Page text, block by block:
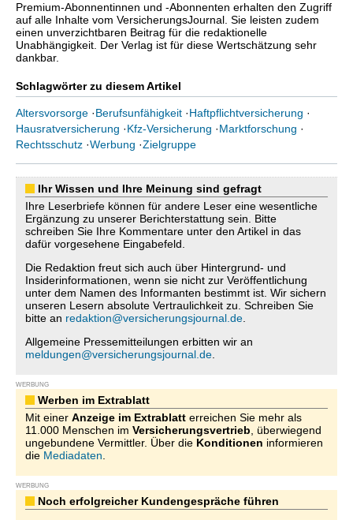
Premium-Abonnentinnen und -Abonnenten erhalten den Zugriff
auf alle Inhalte vom VersicherungsJournal. Sie leisten zudem
einen unverzichtbaren Beitrag für die redaktionelle
Unabhängigkeit. Der Verlag ist für diese Wertschätzung sehr
dankbar.
Schlagwörter zu diesem Artikel
Altersvorsorge ·Berufsunfähigkeit ·Haftpflichtversicherung ·
Hausratversicherung ·Kfz-Versicherung ·Marktforschung ·
Rechtsschutz ·Werbung ·Zielgruppe
Ihr Wissen und Ihre Meinung sind gefragt
Ihre Leserbriefe können für andere Leser eine wesentliche
Ergänzung zu unserer Berichterstattung sein. Bitte
schreiben Sie Ihre Kommentare unter den Artikel in das
dafür vorgesehene Eingabefeld.
Die Redaktion freut sich auch über Hintergrund- und
Insiderinformationen, wenn sie nicht zur Veröffentlichung
unter dem Namen des Informanten bestimmt ist. Wir sichern
unseren Lesern absolute Vertraulichkeit zu. Schreiben Sie
bitte an redaktion@versicherungsjournal.de
Allgemeine Pressemitteilungen erbitten wir an
meldungen@versicherungsjournal.de
WERBUNG
Werben im Extrablatt
Mit einer Anzeige im Extrablatt erreichen Sie mehr als
11.000 Menschen im Versicherungsvertrieb , überwiegend
ungebundene Vermittler. Über die Konditionen informieren
die Mediadaten
WERBUNG
Noch erfolgreicher Kundengespräche führen